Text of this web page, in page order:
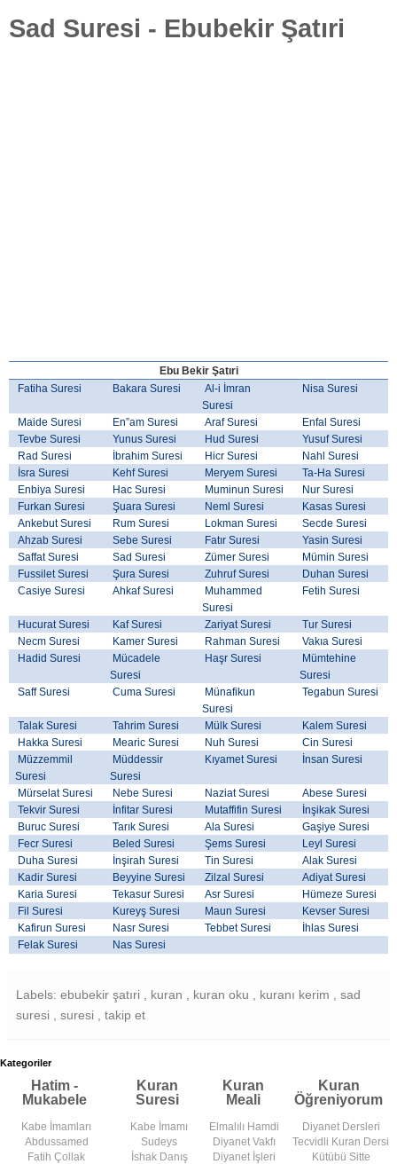
Sad Suresi - Ebubekir Şatıri
Ebu Bekir Şatıri
Fatiha Suresi
Bakara Suresi
Al-i İmran
Suresi
Nisa Suresi
Maide Suresi En”am Suresi Araf Suresi
Enfal Suresi
Tevbe Suresi
Yunus Suresi Hud Suresi
Yusuf Suresi
Rad Suresi
İbrahim Suresi Hicr Suresi
Nahl Suresi
İsra Suresi
Kehf Suresi Meryem Suresi
Ta-Ha Suresi
Enbiya Suresi
Hac Suresi Muminun Suresi
Nur Suresi
Furkan Suresi
Şuara Suresi Neml Suresi
Kasas Suresi
Ankebut Suresi
Rum Suresi Lokman Suresi
Secde Suresi
Ahzab Suresi
Sebe Suresi Fatır Suresi
Yasin Suresi
Saffat Suresi
Sad Suresi Zümer Suresi
Mümin Suresi
Fussilet Suresi
Şura Suresi Zuhruf Suresi
Duhan Suresi
Casiye Suresi
Ahkaf Suresi
Muhammed
Suresi
Fetih Suresi
Hucurat Suresi Kaf Suresi Zariyat Suresi
Tur Suresi
Necm Suresi
Kamer Suresi Rahman Suresi
Vakıa Suresi
Hadid Suresi
Mücadele
Suresi
Haşr Suresi
Mümtehine
Suresi
Saff Suresi
Cuma Suresi
Münafikun
Suresi
Tegabun Suresi
Talak Suresi Tahrim Suresi Mülk Suresi
Kalem Suresi
Hakka Suresi
Mearic Suresi Nuh Suresi
Cin Suresi
Müzzemmil
Suresi
Müddessir
Suresi
Kıyamet Suresi İnsan Suresi
Mürselat Suresi Nebe Suresi Naziat Suresi
Abese Suresi
Tekvir Suresi
İnfitar Suresi Mutaffifin Suresi
İnşikak Suresi
Buruc Suresi
Tarık Suresi Ala Suresi
Gaşiye Suresi
Fecr Suresi
Beled Suresi Şems Suresi
Leyl Suresi
Duha Suresi
İnşirah Suresi Tin Suresi
Alak Suresi
Kadir Suresi
Beyyine Suresi Zilzal Suresi
Adiyat Suresi
Karia Suresi
Tekasur Suresi Asr Suresi
Hümeze Suresi
Fil Suresi
Kureyş Suresi Maun Suresi
Kevser Suresi
Kafirun Suresi
Nasr Suresi Tebbet Suresi
İhlas Suresi
Felak Suresi
Nas Suresi
Labels: ebubekir şatıri , kuran , kuran oku , kuranı kerim , sad
suresi , suresi , takip et
Kategoriler
Hatim -
Mukabele
Kuran
Suresi
Kuran
Meali
Kuran
Öğreniyorum
Kabe İmamları
Abdussamed
Fatih Çollak
Kabe İmamı
Sudeys
İshak Danış
Elmalılı Hamdi
Diyanet Vakfı
Diyanet İşleri
Diyanet Dersleri
Tecvidli Kuran Dersi
Kütübü Sitte